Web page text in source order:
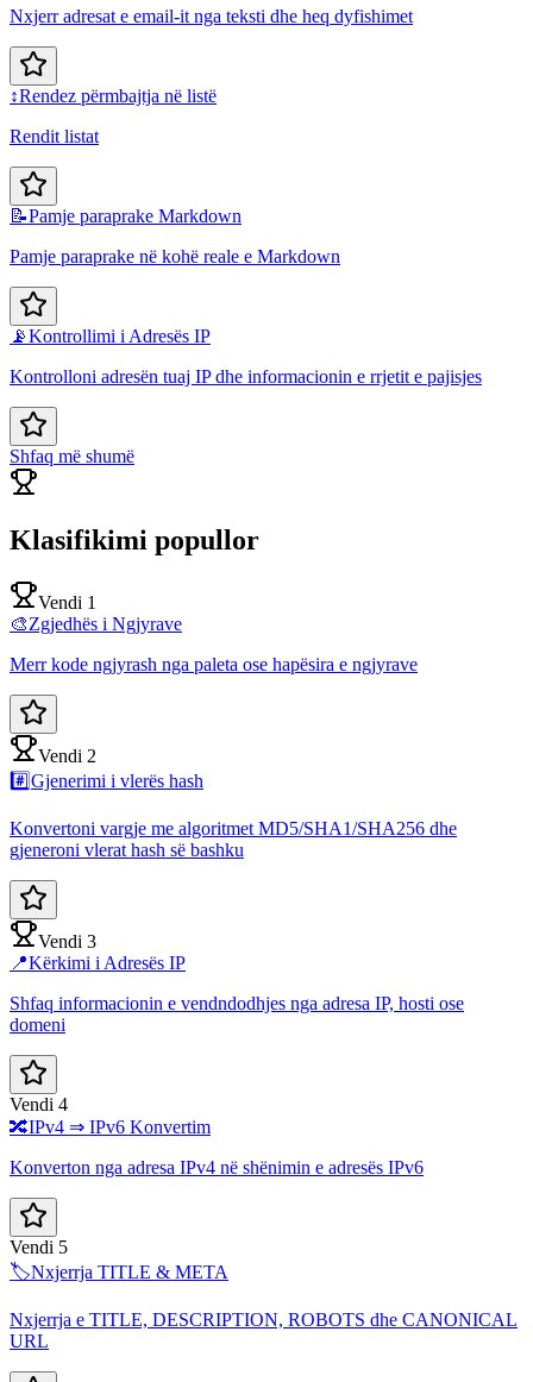
Nxjerr adresat e email-it nga teksti dhe heq dyfishimet
↕️Rendez përmbajtja në listë
Rendit listat
📝Pamje paraprake Markdown
Pamje paraprake në kohë reale e Markdown
📡Kontrollimi i Adresës IP
Kontrolloni adresën tuaj IP dhe informacionin e rrjetit e pajisjes
Shfaq më shumë
Klasifikimi popullor
Vendi 1
🎨Zgjedhës i Ngjyrave
Merr kode ngjyrash nga paleta ose hapësira e ngjyrave
Vendi 2
#️⃣Gjenerimi i vlerës hash
Konvertoni vargje me algoritmet MD5/SHA1/SHA256 dhe
gjeneroni vlerat hash së bashku
Vendi 3
📍Kërkimi i Adresës IP
Shfaq informacionin e vendndodhjes nga adresa IP, hosti ose
domeni
Vendi 4
🔀IPv4 ⇒ IPv6 Konvertim
Konverton nga adresa IPv4 në shënimin e adresës IPv6
Vendi 5
🏷️Nxjerrja TITLE & META
Nxjerrja e TITLE, DESCRIPTION, ROBOTS dhe CANONICAL
URL